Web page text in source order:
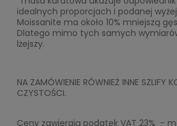
idealnych proporcjach i podanej
Moissanite ma około 10% mniejszą
Dlatego mimo tych samych
lżejszy.
NA ZAMÓWIENIE RÓWNIEŻ INNE SZLIFY
CZYSTOŚCI.
Ceny zawierają podatek VAT 23% -